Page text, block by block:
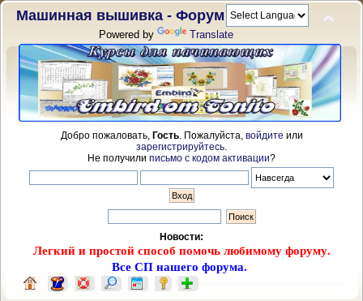
Машинная вышивка - Форум
Powered by Translate
Добро пожаловать, Гость. Пожалуйста, войдите или
зарегистрируйтесь
Не получили письмо с кодом активации?
Новости:
Легкий и простой способ помочь любимому форуму.
Все СП нашего форума.